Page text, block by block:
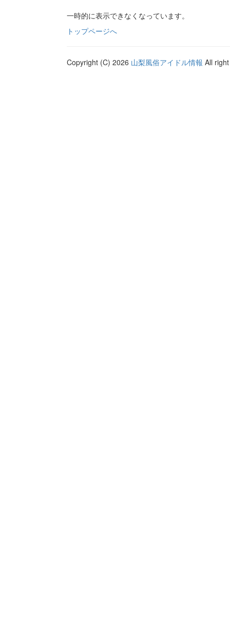
一時的に表示できなくなっています。
トップページへ
Copyright (C) 2026 山梨風俗アイドル情報 All